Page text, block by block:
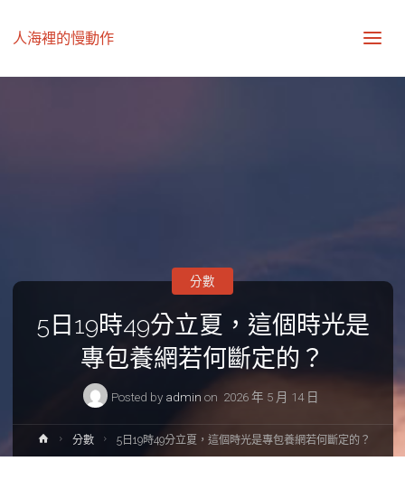
人海裡的慢動作
5日19時49分立夏，這個時光是
專包養網若何斷定的？
Posted by admin on 2026 年 5 月 14 日
分數
Home分數 5日19時49分立夏，這個時光是專包養網若何斷定的？